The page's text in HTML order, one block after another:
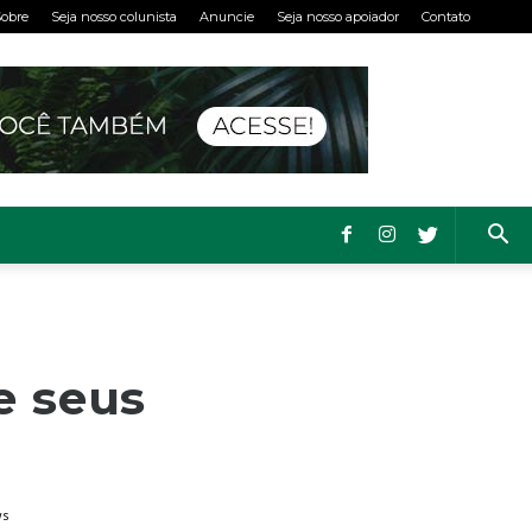
Seja nosso colunista Anuncie Seja nosso apoiador Contato
seus